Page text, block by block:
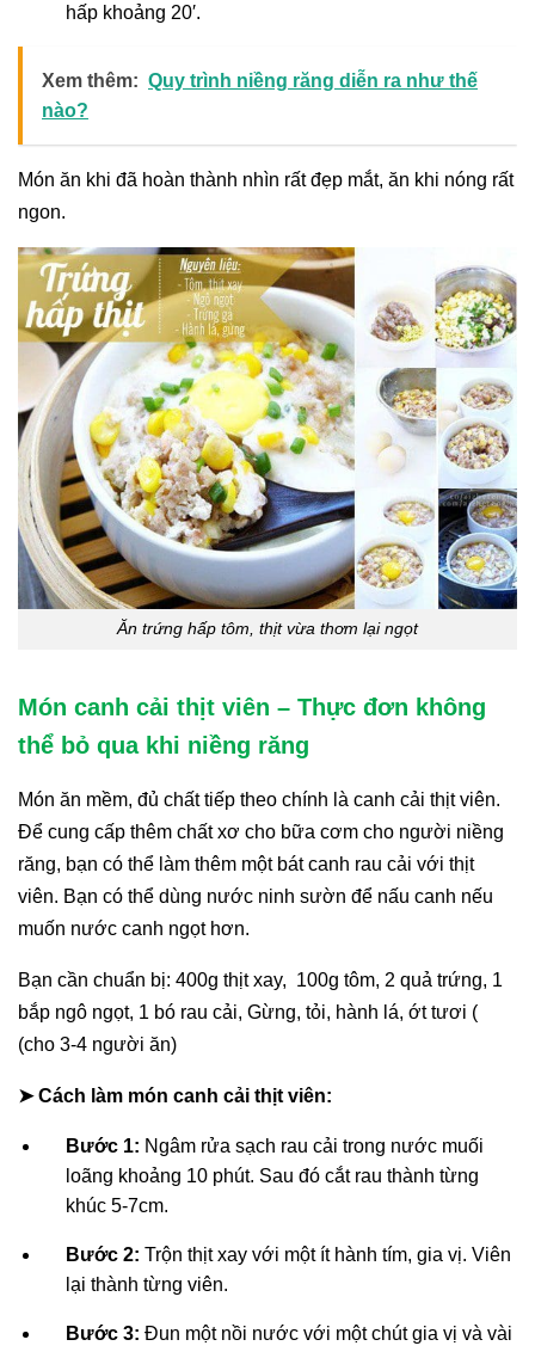
hấp khoảng 20′.
Xem thêm: Quy trình niềng răng diễn ra như thế
nào?
Món ăn khi đã hoàn thành nhìn rất đẹp mắt, ăn khi nóng rất
ngon.
Ăn trứng hấp tôm, thịt vừa thơm lại ngọt
Món canh cải thịt viên – Thực đơn không
thể bỏ qua khi niềng răng
Món ăn mềm, đủ chất tiếp theo chính là canh cải thịt viên.
Để cung cấp thêm chất xơ cho bữa cơm cho người niềng
răng, bạn có thể làm thêm một bát canh rau cải với thịt
viên. Bạn có thể dùng nước ninh sườn để nấu canh nếu
muốn nước canh ngọt hơn.
Bạn cần chuẩn bị: 400g thịt xay, 100g tôm, 2 quả trứng, 1
bắp ngô ngọt, 1 bó rau cải, Gừng, tỏi, hành lá, ớt tươi (
(cho 3-4 người ăn)
➤ Cách làm món canh cải thịt viên:
Bước 1: Ngâm rửa sạch rau cải trong nước muối
loãng khoảng 10 phút. Sau đó cắt rau thành từng
khúc 5-7cm.
Bước 2: Trộn thịt xay với một ít hành tím, gia vị. Viên
lại thành từng viên.
Bước 3: Đun một nồi nước với một chút gia vị và vài